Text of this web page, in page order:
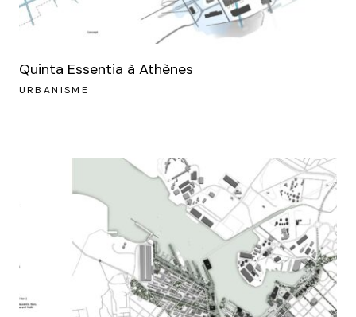
Quinta Essentia à Athènes
URBANISME